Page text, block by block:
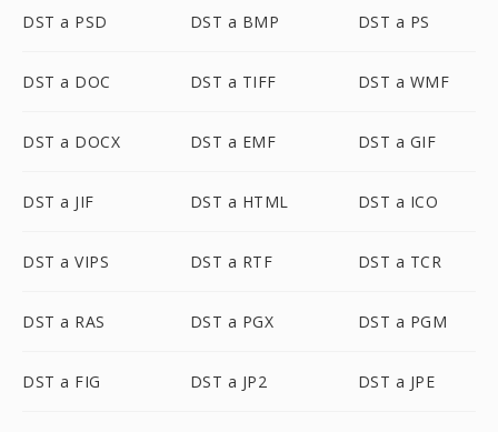
DST a PSD DST a BMP DST a PS
DST a DOC DST a TIFF DST a WMF
DST a DOCX DST a EMF DST a GIF
DST a JIF DST a HTML DST a ICO
DST a VIPS DST a RTF DST a TCR
DST a RAS DST a PGX DST a PGM
DST a FIG DST a JP2 DST a JPE